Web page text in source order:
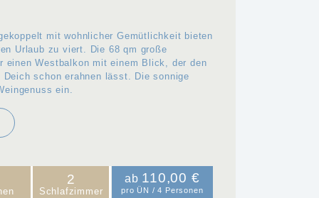
mit wohnlicher Gemütlichkeit bieten
Urlaub zu viert. Die 68 qm große
einen Westbalkon mit einem Blick, der den
schon erahnen lässt. Die sonnige
ein.
2
Schlafzimmer
ab 110,00 €
pro ÜN / 4 Personen